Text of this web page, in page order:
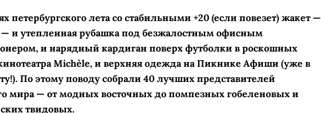
петербургского лета со стабильными +20 (если повезет) жакет —
— и утепленная рубашка под безжалостным офисным
и нарядный кардиган поверх футболки в роскошных
Michèle, и верхняя одежда на Пикнике Афиши (уже в
По этому поводу собрали 40 лучших представителей
мира — от модных восточных до помпезных гобеленовых и
твидовых.